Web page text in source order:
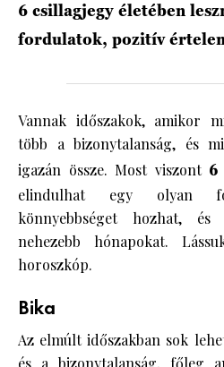
6 csillagjegy életében
fordulatok, pozitív
Vannak időszakok, amikor
több a bizonytalanság, és
igazán össze. Most viszont 6
elindulhat egy olyan
könnyebbséget hozhat,
nehezebb hónapokat.
horoszkóp.
Bika
Az elmúlt időszakban sok
és a bizonytalanság, főleg